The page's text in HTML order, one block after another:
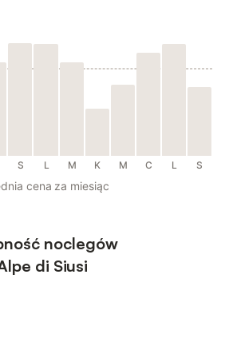
S L M K M C L S
cena za miesiąc
noclegów
di Siusi